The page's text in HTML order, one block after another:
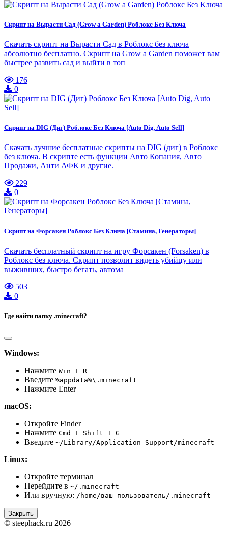
Скрипт на Вырасти Сад (Grow a Garden) Роблокс Без Ключа
Скачать скрипт на Вырасти Сад в Роблокс без ключа
абсолютно бесплатно. Скрипт на Grow a Garden поможет вам
быстрее развить сад и выйти в топ
176
0
Скрипт на DIG (Диг) Роблокс Без Ключа [Auto Dig, Auto Sell]
Скачать лучшие бесплатные скрипты на DIG (диг) в Роблокс
без ключа. В скрипте есть функции Авто Копания, Авто
Продажи, Анти АФК и другие.
229
0
Скрипт на Форсакен Роблокс Без Ключа [Стамина, Генераторы]
Скачать бесплатный скрипт на игру Форсакен (Forsaken) в
Роблокс без ключа. Скрипт позволит видеть убийцу или
выживших, быстро бегать, автома
503
0
Где найти папку .minecraft?
Windows:
Нажмите Win + R
Введите %appdata%\.minecraft
Нажмите Enter
macOS:
Откройте Finder
Нажмите Cmd + Shift + G
Введите ~/Library/Application Support/minecraft
Linux:
Откройте терминал
Перейдите в ~/.minecraft
Или вручную: /home/ваш_пользователь/.minecraft
Закрыть
© steephack.ru 2026